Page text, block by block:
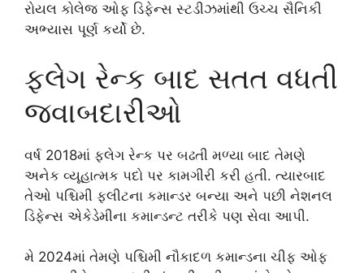
રોયલ કોલેજ ઓફ ડિફેન્સ સ્ટડીઝમાંથી ઉચ્ચ સૈનિકી
અભ્યાસ પૂર્ણ કર્યો છે.
ફ્લેગ રેન્ક બાદ સતત વધતી
જવાબદારીઓ
વર્ષ 2018માં ફ્લેગ રેન્ક પર બઢતી મળ્યા બાદ તેમણે
અનેક વ્યૂહાત્મક પદો પર કામગીરી કરી હતી. ત્યારબાદ
તેઓ પશ્ચિમી ફ્લીટના કમાન્ડર બન્યા અને પછી નેશનલ
ડિફેન્સ એકેડેમીના કમાન્ડન્ટ તરીકે પણ સેવા આપી.
મે 2024માં તેમણે પશ્ચિમી નૌકાદળ કમાન્ડના ચીફ ઓફ